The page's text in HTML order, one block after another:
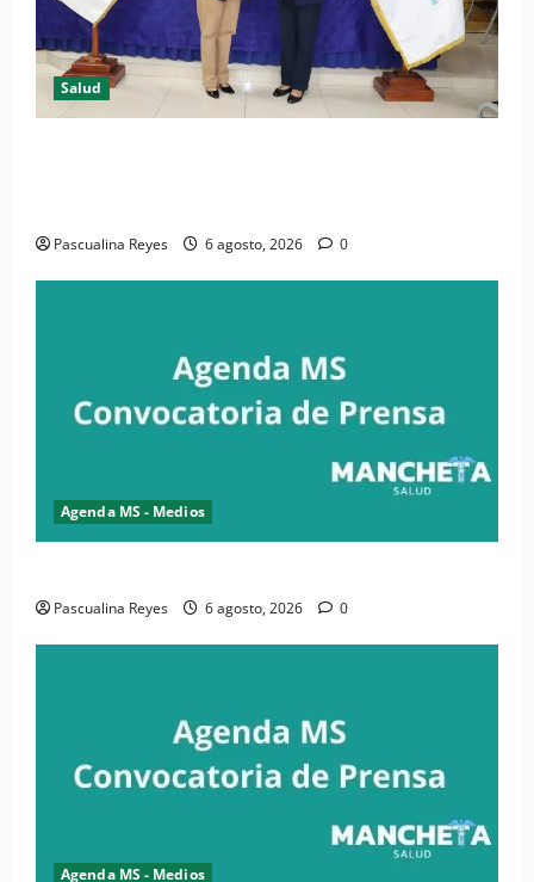
Salud
Pascualina Reyes 6 agosto, 2026 0
Agenda MS - Medios
Pascualina Reyes 6 agosto, 2026 0
Agenda MS - Medios